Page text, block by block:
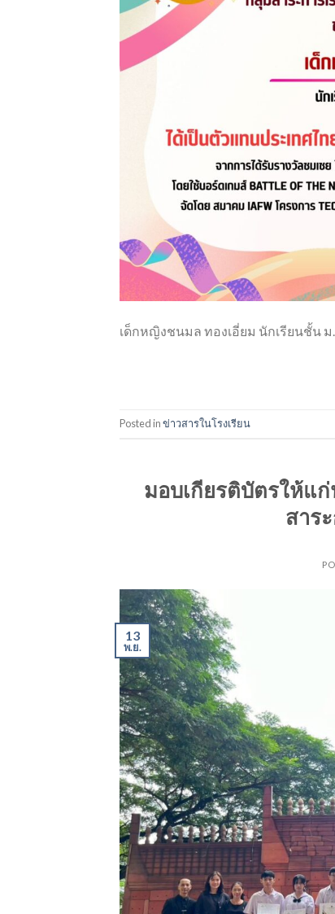
เด็กหญิงชนมล ทองเอี่ยม นักเรียนชั้น ม
Posted inข่าวสารในโรงเรียน
มอบเกียรติบัตรให้แ
สาร
13
พ.ย.